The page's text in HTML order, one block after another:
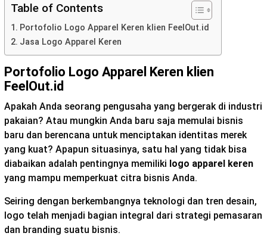
Table of Contents
Portofolio Logo Apparel Keren klien FeelOut.id
Jasa Logo Apparel Keren
Portofolio Logo Apparel Keren klien
FeelOut.id
Apakah Anda seorang pengusaha yang bergerak di industri
pakaian? Atau mungkin Anda baru saja memulai bisnis
baru dan berencana untuk menciptakan identitas merek
yang kuat? Apapun situasinya, satu hal yang tidak bisa
diabaikan adalah pentingnya memiliki logo apparel keren
yang mampu memperkuat citra bisnis Anda.
Seiring dengan berkembangnya teknologi dan tren desain,
logo telah menjadi bagian integral dari strategi pemasaran
dan branding suatu bisnis.